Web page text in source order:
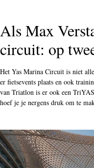
Als Max
circuit: op
Het Yas Marina Circuit is niet
er fietsevents plaats en ook
van Triatlon is er ook een
hoef je je nergens druk om te